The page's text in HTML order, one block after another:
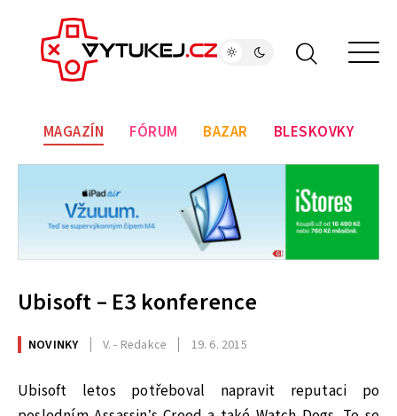
MAGAZÍN FÓRUM BAZAR BLESKOVKY
Ubisoft – E3 konference
NOVINKY V. - Redakce 19. 6. 2015
Ubisoft letos potřeboval napravit reputaci po